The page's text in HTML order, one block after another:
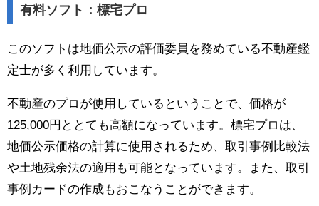
有料ソフト：標宅プロ
このソフトは地価公示の評価委員を務めている不動産鑑
定士が多く利用しています。
不動産のプロが使用しているということで、価格が
125,000円ととても高額になっています。標宅プロは、
地価公示価格の計算に使用されるため、取引事例比較法
や土地残余法の適用も可能となっています。また、取引
事例カードの作成もおこなうことができます。